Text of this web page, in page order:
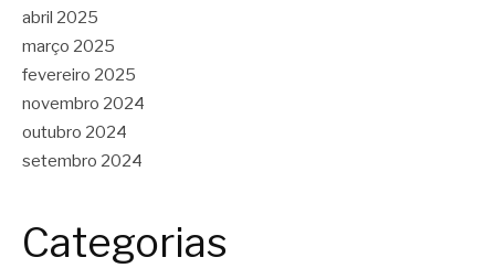
abril 2025
março 2025
fevereiro 2025
novembro 2024
outubro 2024
setembro 2024
Categorias